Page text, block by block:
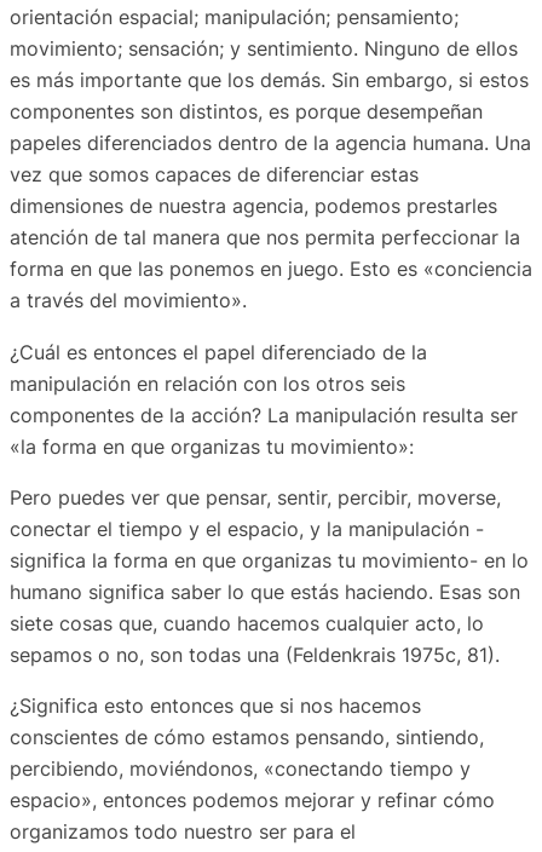
orientación espacial; manipulación; pensamiento;
movimiento; sensación; y sentimiento. Ninguno de ellos
es más importante que los demás. Sin embargo, si estos
componentes son distintos, es porque desempeñan
papeles diferenciados dentro de la agencia humana. Una
vez que somos capaces de diferenciar estas
dimensiones de nuestra agencia, podemos prestarles
atención de tal manera que nos permita perfeccionar la
forma en que las ponemos en juego. Esto es «conciencia
a través del movimiento».
¿Cuál es entonces el papel diferenciado de la
manipulación en relación con los otros seis
componentes de la acción? La manipulación resulta ser
«la forma en que organizas tu movimiento»:
Pero puedes ver que pensar, sentir, percibir, moverse,
conectar el tiempo y el espacio, y la manipulación -
significa la forma en que organizas tu movimiento- en lo
humano significa saber lo que estás haciendo. Esas son
siete cosas que, cuando hacemos cualquier acto, lo
sepamos o no, son todas una (Feldenkrais 1975c, 81).
¿Significa esto entonces que si nos hacemos
conscientes de cómo estamos pensando, sintiendo,
percibiendo, moviéndonos, «conectando tiempo y
espacio», entonces podemos mejorar y refinar cómo
organizamos todo nuestro ser para el